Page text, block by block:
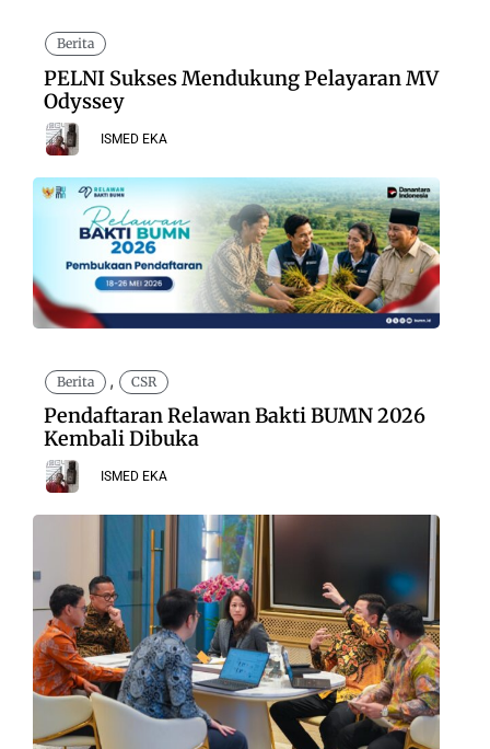
Berita
PELNI Sukses Mendukung Pelayaran MV
Odyssey
ISMED EKA
Berita , CSR
Pendaftaran Relawan Bakti BUMN 2026
Kembali Dibuka
ISMED EKA